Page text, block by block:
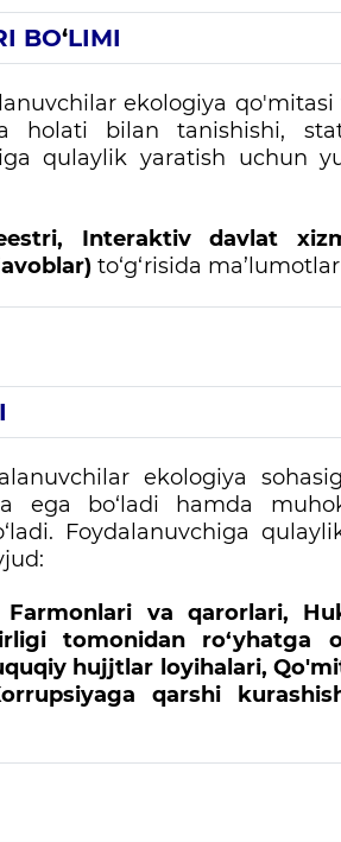
BO‘LIMI
ekologiya
holati bilan tanishishi,
qulaylik yaratish uchun
Interaktiv davlat
to‘g‘risida ma’
ekologiya
ega bo‘ladi hamda
Foydalanuvchiga
Farmonlari va qarorlari,
tomonidan ro‘yhatga
hujjtlar loyihalari,
qarshi